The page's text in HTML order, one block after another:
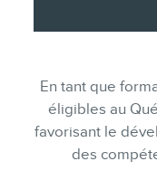
En tant que
éligibles au
favorisant le
des